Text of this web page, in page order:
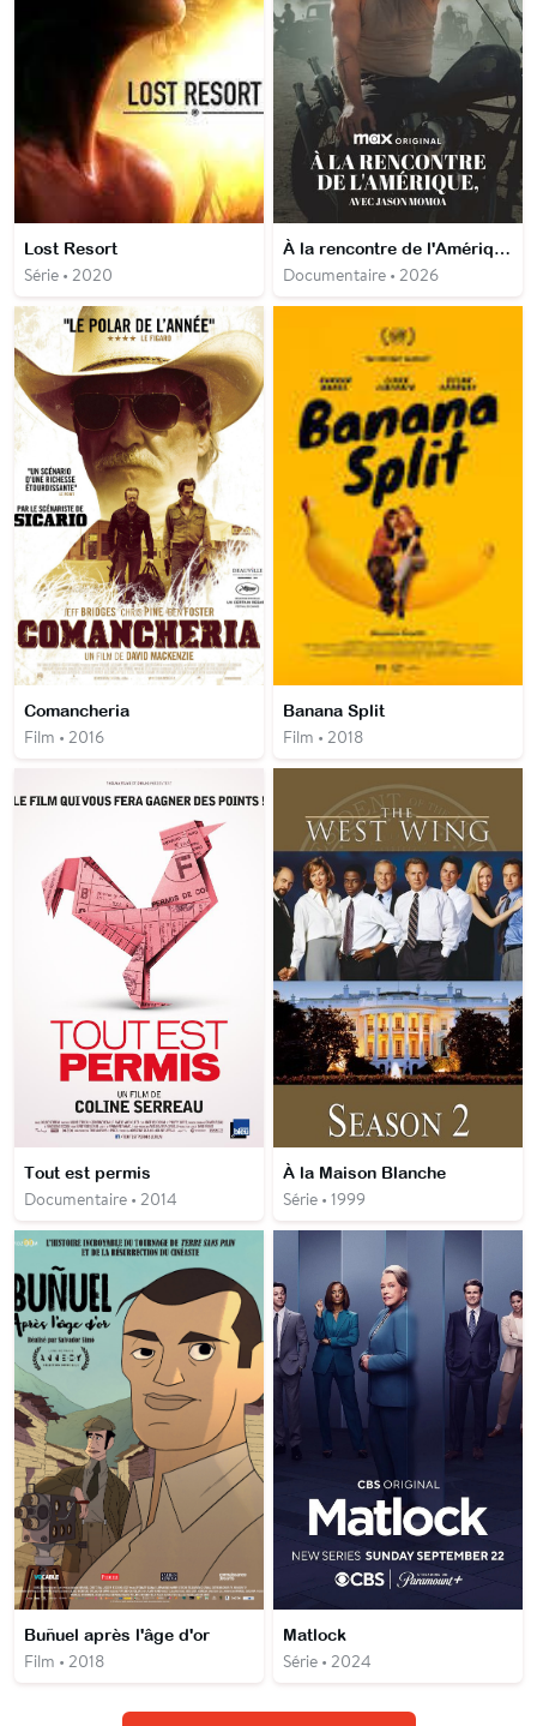
Lost Resort
Série • 2020
À la rencontre de l'Amérique, avec Jason Momoa
Documentaire • 2026
Comancheria
Film • 2016
Banana Split
Film • 2018
Tout est permis
Documentaire • 2014
À la Maison Blanche
Série • 1999
Buñuel après l'âge d'or
Film • 2018
Matlock
Série • 2024